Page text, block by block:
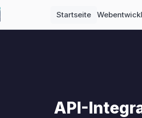
Startseite
API-